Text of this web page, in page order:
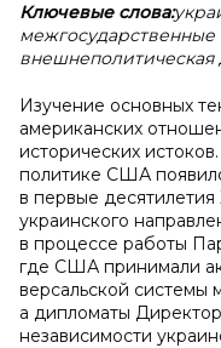
Ключевые слова:
внешнеполитическая
Изучение основных
американских
исторических
политике США
в первые
украинского
в процессе работы
где США принимали
версальской
а дипломаты
независимости